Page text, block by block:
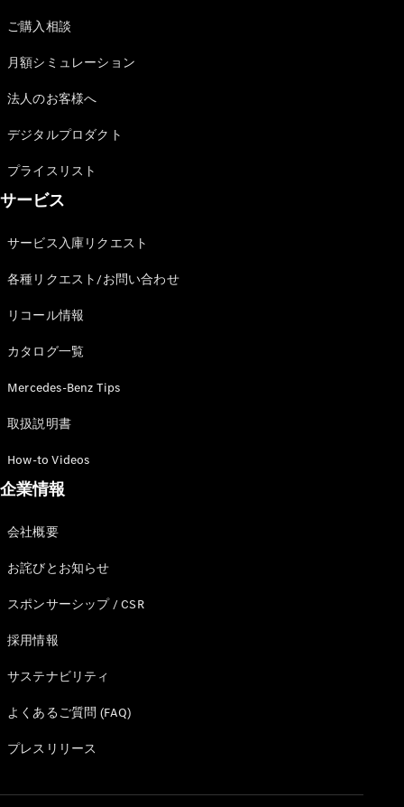
ご購入相談
月額シミュレーション
法人のお客様へ
デジタルプロダクト
プライスリスト
サービス
サービス入庫リクエスト
各種リクエスト/お問い合わせ
リコール情報
カタログ一覧
Mercedes-Benz Tips
取扱説明書
How-to Videos
企業情報
会社概要
お詫びとお知らせ
スポンサーシップ / CSR
採用情報
サステナビリティ
よくあるご質問 (FAQ)
プレスリリース